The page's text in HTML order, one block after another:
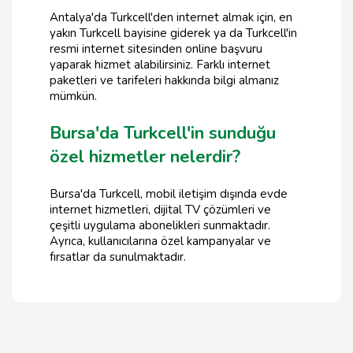
Antalya'da Turkcell'den internet almak için, en
yakın Turkcell bayisine giderek ya da Turkcell'in
resmi internet sitesinden online başvuru
yaparak hizmet alabilirsiniz. Farklı internet
paketleri ve tarifeleri hakkında bilgi almanız
mümkün.
Bursa'da Turkcell'in sunduğu
özel hizmetler nelerdir?
Bursa'da Turkcell, mobil iletişim dışında evde
internet hizmetleri, dijital TV çözümleri ve
çeşitli uygulama abonelikleri sunmaktadır.
Ayrıca, kullanıcılarına özel kampanyalar ve
fırsatlar da sunulmaktadır.